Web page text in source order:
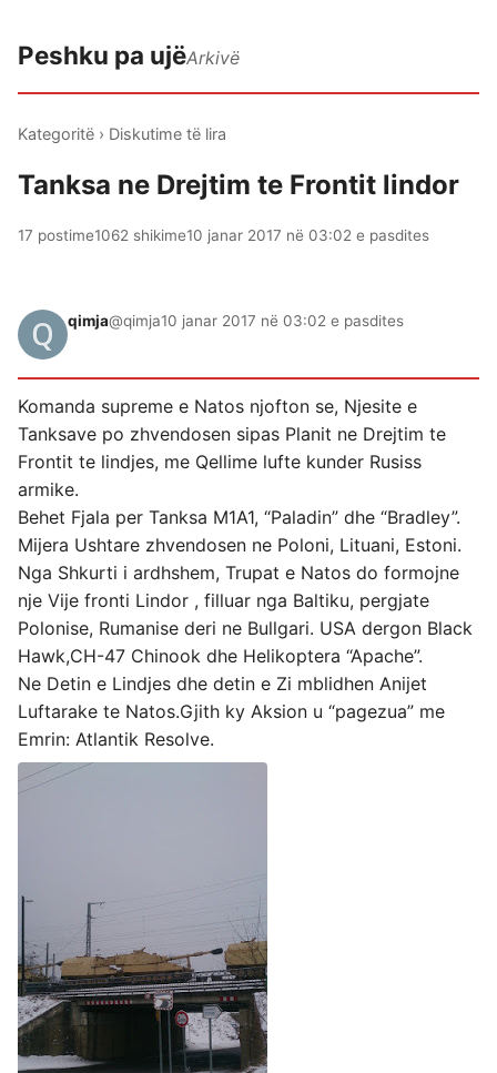
Peshku pa ujëArkivë
Kategoritë › Diskutime të lira
Tanksa ne Drejtim te Frontit lindor
17 postime1062 shikime10 janar 2017 në 03:02 e pasdites
qimja@qimja10 janar 2017 në 03:02 e pasdites
Komanda supreme e Natos njofton se, Njesite e
Tanksave po zhvendosen sipas Planit ne Drejtim te
Frontit te lindjes, me Qellime lufte kunder Rusiss
armike.
Behet Fjala per Tanksa M1A1, “Paladin” dhe “Bradley”.
Mijera Ushtare zhvendosen ne Poloni, Lituani, Estoni.
Nga Shkurti i ardhshem, Trupat e Natos do formojne
nje Vije fronti Lindor , filluar nga Baltiku, pergjate
Polonise, Rumanise deri ne Bullgari. USA dergon Black
Hawk,CH-47 Chinook dhe Helikoptera “Apache”.
Ne Detin e Lindjes dhe detin e Zi mblidhen Anijet
Luftarake te Natos.Gjith ky Aksion u “pagezua” me
Emrin: Atlantik Resolve.